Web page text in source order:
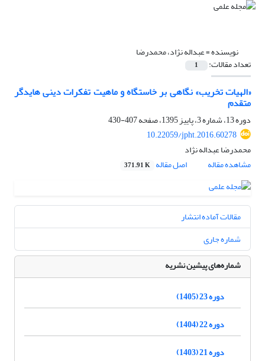
نویسنده =عبداله نژاد، محمدرضا
تعداد مقالات: 1
«الهیات تخریب» نگاهی بر خاستگاه و ماهیت تفکرات دینی هایدگر
متقدم
دوره 13، شماره 3، پاییز 1395، صفحه
407-430
10.22059/jpht.2016.60278
محمدرضا عبداله نژاد
مشاهده مقاله
اصل مقاله 371.91 K
مقالات آماده انتشار
شماره جاری
شماره‌های پیشین نشریه
دوره 23 (1405)
دوره 22 (1404)
دوره 21 (1403)